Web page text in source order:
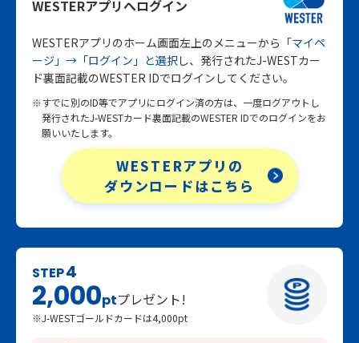
WESTERアプリへログイン
WESTERアプリのホーム画面左上のメニューから 「マイペ
ージ」→「ログイン」と選択 し、発行されたJ-WESTカー
ド裏面記載のWESTER IDでログインしてください。
※すでに別のID等でアプリにログイン済の方は、一度ログアウトし
発行されたJ-WESTカード裏面記載のWESTER IDでのログインをお
願いいたします。
WESTERアプリの
ダウンロードはこちら
STEP4
2,000ptプレゼント!
※J-WESTゴールドカードは4,000pt